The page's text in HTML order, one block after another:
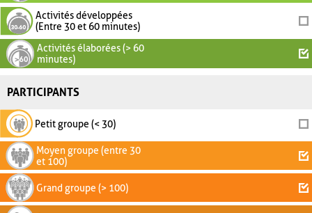
Activités développées
(Entre 30 et 60 minutes)
Activités élaborées (> 60
minutes)
PARTICIPANTS
Petit groupe (< 30)
Moyen groupe (entre 30
et 100)
Grand groupe (> 100)